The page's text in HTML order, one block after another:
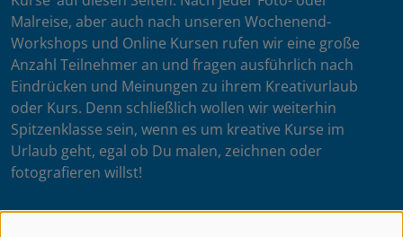
Malreise, aber auch nach unseren Wochenend-
Workshops und Online Kursen rufen wir eine große
Anzahl Teilnehmer an und fragen ausführlich nach
Eindrücken und Meinungen zu ihrem Kreativurlaub
oder Kurs. Denn schließlich wollen wir weiterhin
Spitzenklasse sein, wenn es um kreative Kurse im
Urlaub geht, egal ob Du malen, zeichnen oder
fotografieren willst!